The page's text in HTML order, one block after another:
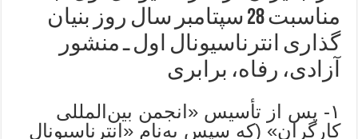
مناسبت 28 سپتامبر سال روز بنیان
گذاری انترناسیونال اول ـ منشور
آزادی، رفاه، برابری
۱- پس از تأسیس «انجمن بین‌المللی
کارگران» (که سپس به‌نام «انترناسیونال